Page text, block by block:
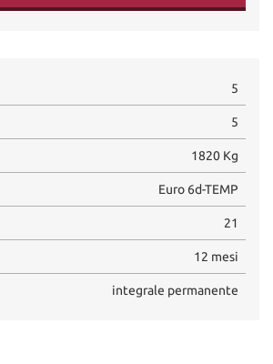
5
5
1820 Kg
Euro 6d-TEMP
21
12 mesi
integrale permanente